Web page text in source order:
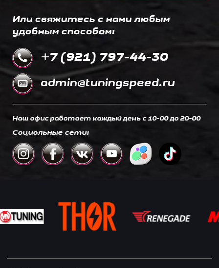
Или свяжитесь с нами любым
удобным способом:
+7 (921) 797-44-30
admin@tuningspeed.ru
Наш офис работает каждый день c 10-00 до 20-00
Социальные сети: